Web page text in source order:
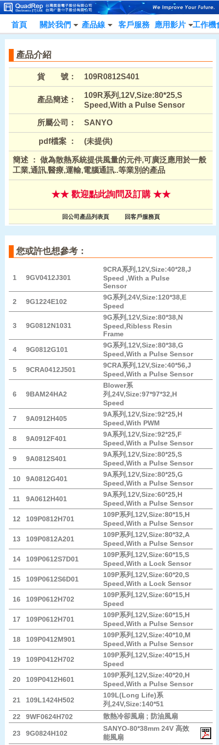
首頁 關於我們 產品線 客戶服務 應用影片 工作機
產品介紹
貨 號： 109R0812S401
產品簡述：
109R系列,12V,Size:80*25,S
Speed,With a Pulse Sensor
所屬公司： SANYO
pdf檔案 ： (未提供)
簡述 ： 做為散熱系統提供風量的元件,可廣泛應用於一般
工業,通訊,醫療,運輸,電腦通訊..等業別的產品
★★ 歡迎點此詢問及訂購 ★★
回公司產品列表頁 回客戶服務頁
您或許也想參考：
1 9GV0412J301
9CRA系列,12V,Size:40*28,J
Speed ,With a Pulse
Sensor
2
9G1224E102
9G系列,24V,Size:120*38,E
Speed
3 9G0812N1031
9G系列,12V,Size:80*38,N
Speed,Ribless Resin
Frame
4
9G0812G101
9G系列,12V,Size:80*38,G
Speed,With a Pulse Sensor
5
9CRA0412J501
9CRA系列,12V,Size:40*56,J
Speed,With a Pulse Sensor
6 9BAM24HA2
Blower系
列,24V,Size:97*97*32,H
Speed
7
9A0912H405
9A系列,12V,Size:92*25,H
Speed,With PWM
8
9A0912F401
9A系列,12V,Size:92*25,F
Speed,With a Pulse Sensor
9
9A0812S401
9A系列,12V,Size:80*25,S
Speed,With a Pulse Sensor
10
9A0812G401
9A系列,12V,Size:80*25,G
Speed,With a Pulse Sensor
11
9A0612H401
9A系列,12V,Size:60*25,H
Speed,With a Pulse Sensor
12
109P0812H701
109P系列,12V,Size:80*15,H
Speed,With a Pulse Sensor
13
109P0812A201
109P系列,12V,Size:80*32,A
Speed,With a Pulse Sensor
14
109P0612S7D01
109P系列,12V,Size:60*15,S
Speed,With a Lock Sensor
15
109P0612S6D01
109P系列,12V,Size:60*20,S
Speed,With a Lock Sensor
16
109P0612H702
109P系列,12V,Size:60*15,H
Speed
17
109P0612H701
109P系列,12V,Size:60*15,H
Speed,With a Pulse Sensor
18
109P0412M901
109P系列,12V,Size:40*10,M
Speed,With a Pulse Sensor
19
109P0412H702
109P系列,12V,Size:40*15,H
Speed
20
109P0412H601
109P系列,12V,Size:40*20,H
Speed,With a Pulse Sensor
21 109L1424H502
109L(Long Life)系
列,24V,Size:140*51
22
9WF0624H702 散熱冷卻風扇 ; 防油風扇
23 9G0824H102
SANYO-80*38mm 24V 高效
能風扇